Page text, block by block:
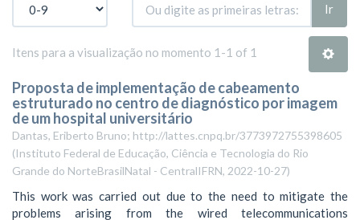
Ir
Itens para a visualização no momento 1-1 of 1
Proposta de implementação de cabeamento
estruturado no centro de diagnóstico por imagem
de um hospital universitário
Dantas, Eriberto Bruno; http://lattes.cnpq.br/3773972755398605
(Instituto Federal de Educação, Ciência e Tecnologia do Rio
Grande do NorteBrasilNatal - CentralIFRN, 2022-10-27)
This work was carried out due to the need to mitigate the
problems arising from the wired telecommunications